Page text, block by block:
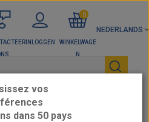
NEDERLANDS
INLOGGEN
WINKELWAGE
N
0
vos
dans 50 pays